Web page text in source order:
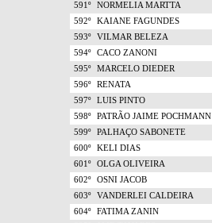
591º
NORMELIA MARTTA
592º
KAIANE FAGUNDES
593º
VILMAR BELEZA
594º
CACO ZANONI
595º
MARCELO DIEDER
596º
RENATA
597º
LUIS PINTO
598º
PATRÃO JAIME POCHMANN
599º
PALHAÇO SABONETE
600º
KELI DIAS
601º
OLGA OLIVEIRA
602º
OSNI JACOB
603º
VANDERLEI CALDEIRA
604º
FATIMA ZANIN